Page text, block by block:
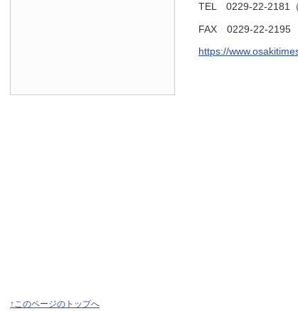
TEL 0229-22-2181（
FAX 0229-22-2195
https://
↑このページのトップへ